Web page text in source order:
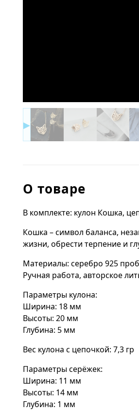
▶
О товаре
В комплекте: кулон Кошка,
Кошка – символ баланса,
жизни, обрести терпение и
Материалы: серебро 925
Ручная работа, авторское
Параметры кулона:
Ширина: 18 мм
Высоты: 20 мм
Глубина: 5 мм
Вес кулона с цепочкой: 7,3 гр
Параметры серёжек:
Ширина: 11 мм
Высоты: 14 мм
Глубина: 1 мм